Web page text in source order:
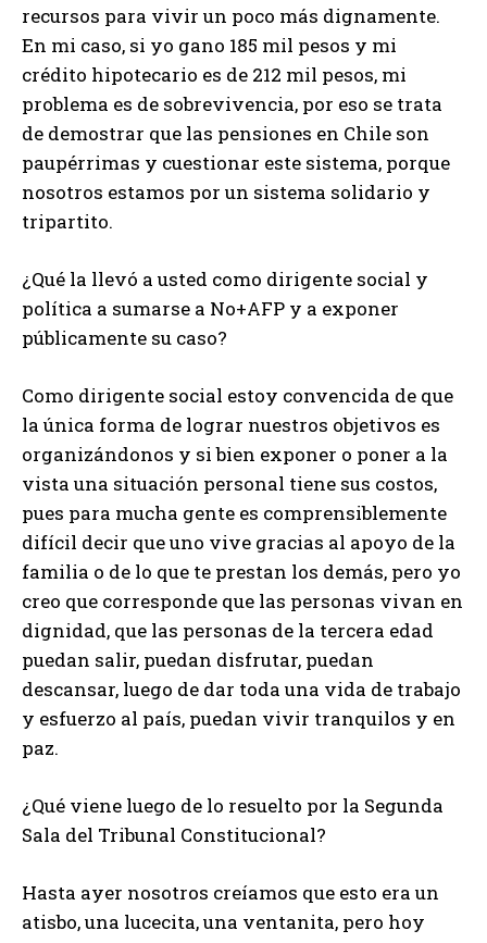
recursos para vivir un poco más dignamente.
En mi caso, si yo gano 185 mil pesos y mi
crédito hipotecario es de 212 mil pesos, mi
problema es de sobrevivencia, por eso se trata
de demostrar que las pensiones en Chile son
paupérrimas y cuestionar este sistema, porque
nosotros estamos por un sistema solidario y
tripartito.
¿Qué la llevó a usted como dirigente social y
política a sumarse a No+AFP y a exponer
públicamente su caso?
Como dirigente social estoy convencida de que
la única forma de lograr nuestros objetivos es
organizándonos y si bien exponer o poner a la
vista una situación personal tiene sus costos,
pues para mucha gente es comprensiblemente
difícil decir que uno vive gracias al apoyo de la
familia o de lo que te prestan los demás, pero yo
creo que corresponde que las personas vivan en
dignidad, que las personas de la tercera edad
puedan salir, puedan disfrutar, puedan
descansar, luego de dar toda una vida de trabajo
y esfuerzo al país, puedan vivir tranquilos y en
paz.
¿Qué viene luego de lo resuelto por la Segunda
Sala del Tribunal Constitucional?
Hasta ayer nosotros creíamos que esto era un
atisbo, una lucecita, una ventanita, pero hoy